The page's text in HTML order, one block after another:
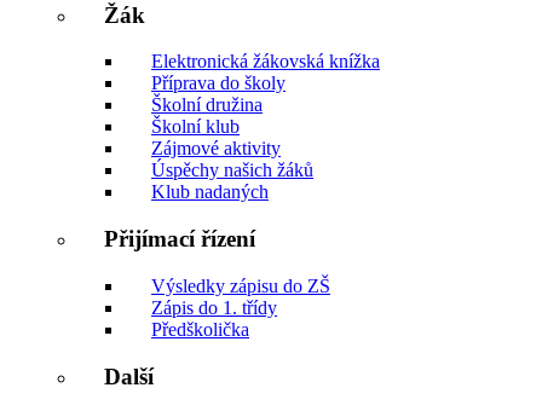
Žák
Elektronická žákovská knížka
Příprava do školy
Školní družina
Školní klub
Zájmové aktivity
Úspěchy našich žáků
Klub nadaných
Přijímací řízení
Výsledky zápisu do ZŠ
Zápis do 1. třídy
Předškolička
Další